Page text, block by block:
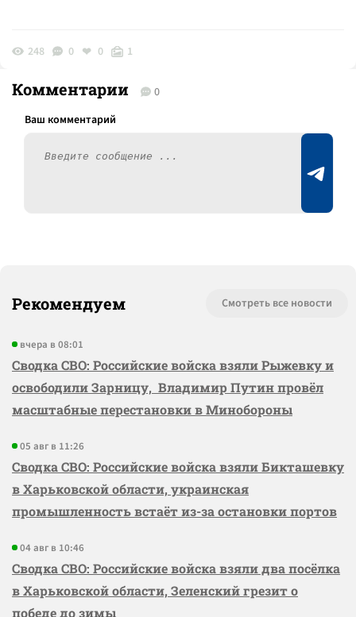
248 0 0 1
Комментарии 0
Рекомендуем Смотреть все новости
вчера в 08:01
Сводка СВО: Российские войска взяли Рыжевку и
освободили Зарницу, Владимир Путин провёл
масштабные перестановки в Минобороны
05 авг в 11:26
Сводка СВО: Российские войска взяли Бикташевку
в Харьковской области, украинская
промышленность встаёт из-за остановки портов
04 авг в 10:46
Сводка СВО: Российские войска взяли два посёлка
в Харьковской области, Зеленский грезит о
победе до зимы